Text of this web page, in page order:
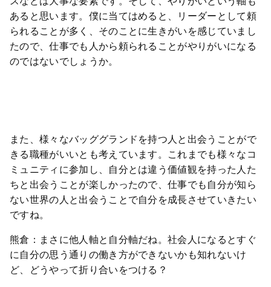
あると思います。僕に当てはめると、リーダーとして頼
られることが多く、そのことに生きがいを感じていまし
たので、仕事でも人から頼られることがやりがいになる
のではないでしょうか。
また、様々なバッググランドを持つ人と出会うことがで
きる職種がいいとも考えています。これまでも様々なコ
ミュニティに参加し、自分とは違う価値観を持った人た
ちと出会うことが楽しかったので、仕事でも自分が知ら
ない世界の人と出会うことで自分を成長させていきたい
ですね。
熊倉：まさに他人軸と自分軸だね。社会人になるとすぐ
に自分の思う通りの働き方ができないかも知れないけ
ど、どうやって折り合いをつける？